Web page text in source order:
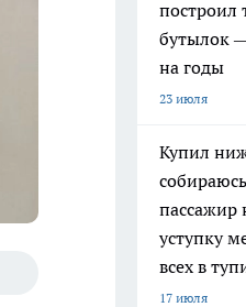
построил
бутылок
на годы
23 июля
Купил
пассажир
уступку
всех в
17 июля